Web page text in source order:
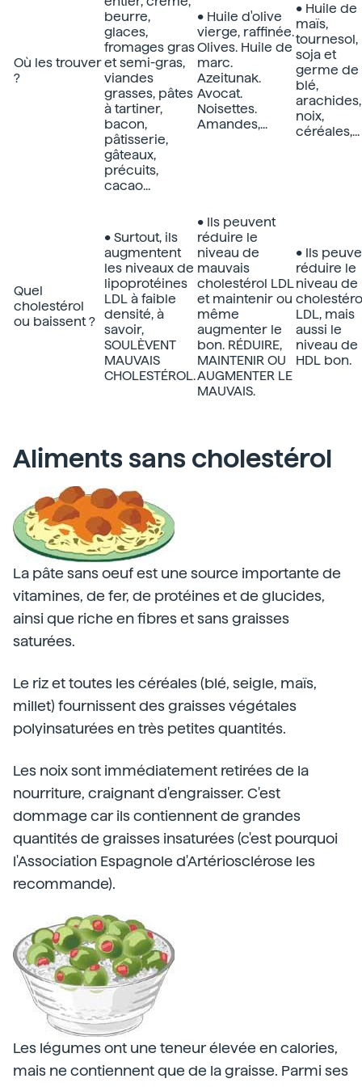
Où les trouver
?
beurre,
glaces,
fromages gras
et semi-gras,
viandes
grasses, pâtes
à tartiner,
bacon,
pâtisserie,
gâteaux,
précuits,
cacao...
• Huile d'olive
vierge, raffinée.
Olives. Huile de
marc.
Azeitunak.
Avocat.
Noisettes.
Amandes,...
• Huile de
maïs,
tournesol,
soja et
germe de
blé,
arachides,
noix,
céréales,...
Quel
cholestérol
ou baissent ?
• Surtout, ils
augmentent
les niveaux de
lipoprotéines
LDL à faible
densité, à
savoir,
SOULÈVENT
MAUVAIS
CHOLESTÉROL.
• Ils peuvent
réduire le
niveau de
mauvais
cholestérol LDL
et maintenir ou
même
augmenter le
bon. RÉDUIRE,
MAINTENIR OU
AUGMENTER LE
MAUVAIS.
• Ils
réduire le
niveau de
LDL, mais
aussi le
niveau de
HDL bon.
Aliments sans cholestérol
La pâte sans oeuf est une source importante de
vitamines, de fer, de protéines et de glucides,
ainsi que riche en fibres et sans graisses
saturées.
Le riz et toutes les céréales (blé, seigle, maïs,
millet) fournissent des graisses végétales
polyinsaturées en très petites quantités.
Les noix sont immédiatement retirées de la
nourriture, craignant d'engraisser. C'est
dommage car ils contiennent de grandes
quantités de graisses insaturées (c'est pourquoi
l'Association Espagnole d'Artériosclérose les
recommande).
Les légumes ont une teneur élevée en calories,
mais ne contiennent que de la graisse. Parmi ses